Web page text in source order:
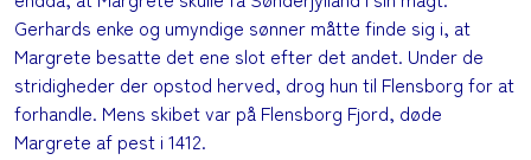
Gerhards enke og umyndige sønner måtte finde sig i, at
Margrete besatte det ene slot efter det andet. Under de
stridigheder der opstod herved, drog hun til Flensborg for at
forhandle. Mens skibet var på Flensborg Fjord, døde
Margrete af pest i 1412.